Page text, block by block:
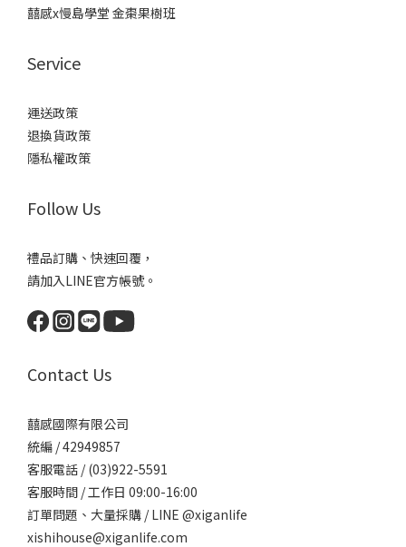
囍感x慢島學堂 金棗果樹班
Service
運送政策
退換貨政策
隱私權政策
Follow Us
禮品訂購、快速回覆，
請加入LINE官方帳號。
Contact Us
囍感國際有限公司
統編 / 42949857
客服電話 / (03)922-5591
客服時間 / 工作日 09:00-16:00
訂單問題、大量採購 / LINE @xiganlife
xishihouse@xiganlife.com